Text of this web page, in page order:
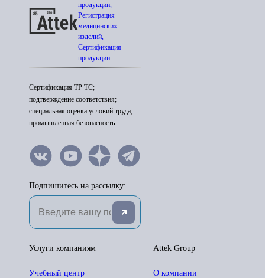
продукции,
Регистрация
медицинских
изделий,
Сертификация
продукции
Сертификация ТР ТС;
подтверждение соответствия;
специальная оценка условий труда;
промышленная безопасность.
Подпишитесь на рассылку:
Attek Group
О компании
Услуги компаниям
Учебный центр